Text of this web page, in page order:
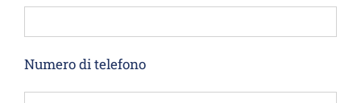
Numero di telefono